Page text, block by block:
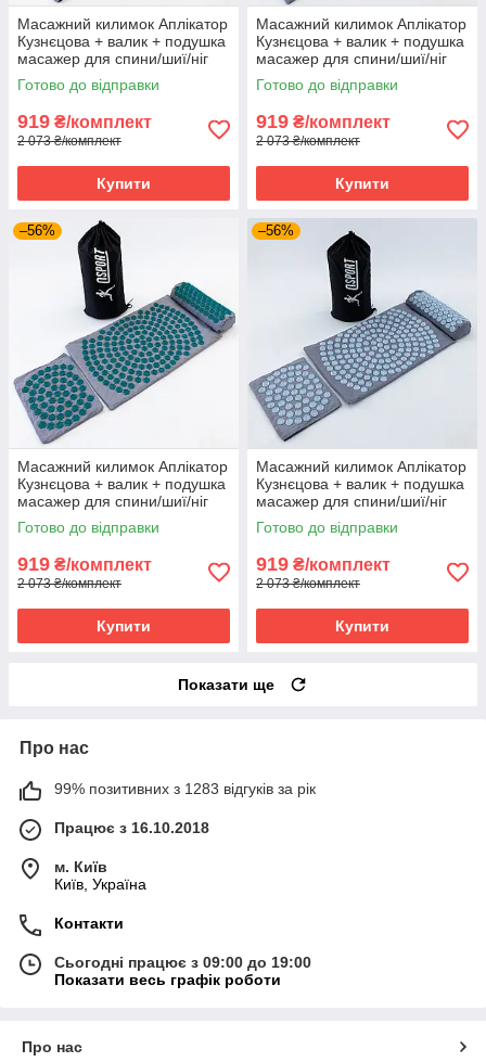
Масажний килимок Аплікатор
Кузнєцова + валик + подушка
масажер для спини/шиї/ніг
OSPORT Lotus Set (n-0003)
Сіро-червоний
Готово до відправки
919 ₴/комплект
2 073 ₴/комплект
Купити
Масажний килимок Аплікатор
Кузнєцова + валик + подушка
масажер для спини/шиї/ніг
OSPORT Lotus Set (n-0003)
Сіро-білий
Готово до відправки
919 ₴/комплект
2 073 ₴/комплект
Купити
–56%
Масажний килимок Аплікатор
Кузнєцова + валик + подушка
масажер для спини/шиї/ніг
OSPORT Lotus Set (n-0003)
Сіро-бірюзовий
Готово до відправки
919 ₴/комплект
2 073 ₴/комплект
Купити
–56%
Масажний килимок Аплікатор
Кузнєцова + валик + подушка
масажер для спини/шиї/ніг
OSPORT Lotus Set (n-0003)
Сіро-небесний
Готово до відправки
919 ₴/комплект
2 073 ₴/комплект
Купити
Показати ще
Про нас
99% позитивних з 1283 відгуків за рік
Працює з 16.10.2018
м. Київ
Київ, Україна
Контакти
Сьогодні працює з 09:00 до 19:00
Показати весь графік роботи
Про нас